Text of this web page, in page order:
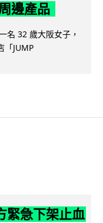
邊產品
名 32 歲大阪女子，
「JUMP
緊急下架止血